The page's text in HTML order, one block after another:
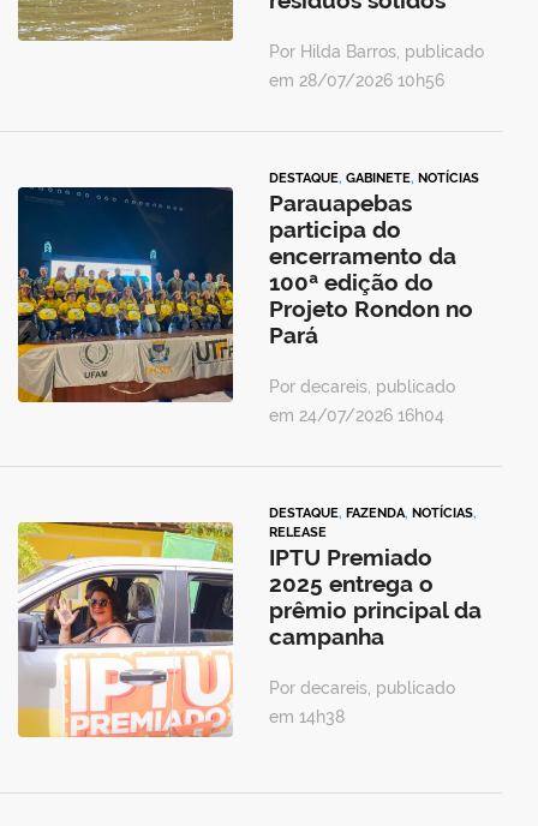
Por Hilda Barros, publicado
em 28/07/2026 10h56
DESTAQUE, GABINETE, NOTÍCIAS
Parauapebas
participa do
encerramento da
100ª edição do
Projeto Rondon no
Pará
Por decareis, publicado
em 24/07/2026 16h04
DESTAQUE, FAZENDA, NOTÍCIAS,
RELEASE
IPTU Premiado
2025 entrega o
prêmio principal da
campanha
Por decareis, publicado
em 14h38